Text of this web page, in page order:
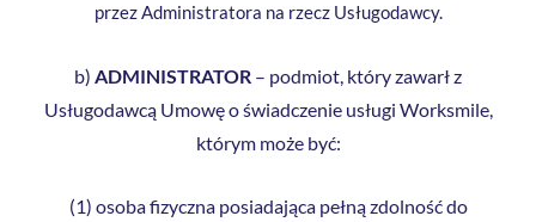
przez Administratora na rzecz Usługodawcy.
b) ADMINISTRATOR – podmiot, który zawarł z
Usługodawcą Umowę o świadczenie usługi Worksmile,
którym może być:
(1) osoba fizyczna posiadająca pełną zdolność do